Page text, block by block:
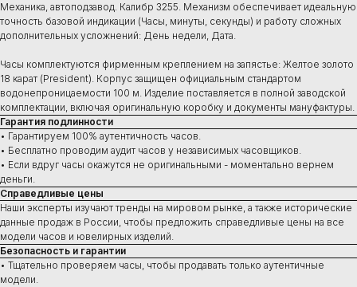
Механика, автоподзавод. Калибр 3255. Механизм обеспечивает идеальную
точность базовой индикации (Часы, минуты, секунды) и работу сложных
дополнительных усложнений: День недели, Дата.
Часы комплектуются фирменным креплением на запястье: Желтое золото
18 карат (President). Корпус защищен официальным стандартом
водонепроницаемости 100 м. Изделие поставляется в полной заводской
комплектации, включая оригинальную коробку и документы мануфактуры.
Гарантия подлинности
• Гарантируем 100% аутентичность часов.
• Бесплатно проводим аудит часов у независимых часовщиков.
• Если вдруг часы окажутся не оригинальными - моментально вернем
деньги.
Справедливые цены
Наши эксперты изучают тренды на мировом рынке, а также исторические
данные продаж в России, чтобы предложить справедливые цены на все
модели часов и ювелирных изделий.
Безопасность и гарантии
• Тщательно проверяем часы, чтобы продавать только аутентичные
модели.
Купить